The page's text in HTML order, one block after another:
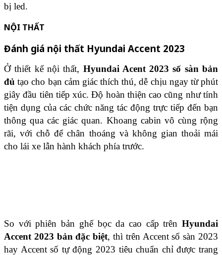
bị led.
NỘI THẤT
Đánh giá nội thất Hyundai Accent 2023
Ở thiết kế nội thất, Hyundai Acent 2023 số sàn bản
đủ tạo cho bạn cảm giác thích thú, dễ chịu ngay từ phút
giây đầu tiên tiếp xúc. Độ hoàn thiện cao cũng như tính
tiện dụng của các chức năng tác động trực tiếp đến bạn
thông qua các giác quan. Khoang cabin vô cùng rộng
rãi, với chỗ để chân thoáng và không gian thoải mái
cho lái xe lẫn hành khách phía trước.
So với phiên bản ghế bọc da cao cấp trên Hyundai
Accent 2023 bản đặc biệt, thì trên Accent số sàn 2023
hay Accent số tự động 2023 tiêu chuẩn chỉ được trang